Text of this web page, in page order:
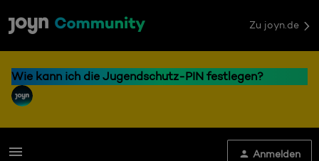
Zu joyn.de
Wie kann ich die Jugendschutz-PIN festlegen?
Anmelden